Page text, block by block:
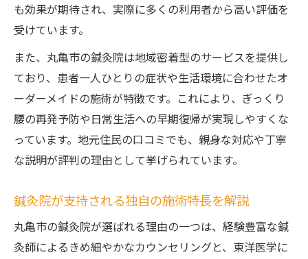
も効果が期待され、実際に多くの利用者から高い評価を
受けています。
また、丸亀市の鍼灸院は地域密着型のサービスを提供し
ており、患者一人ひとりの症状や生活環境に合わせたオ
ーダーメイドの施術が特徴です。これにより、ぎっくり
腰の再発予防や日常生活への早期復帰が実現しやすくな
っています。地元住民の口コミでも、親身な対応や丁寧
な説明が評判の理由として挙げられています。
鍼灸院が支持される独自の施術特長を解説
丸亀市の鍼灸院が選ばれる理由の一つは、経験豊富な鍼
灸師によるきめ細やかなカウンセリングと、東洋医学に